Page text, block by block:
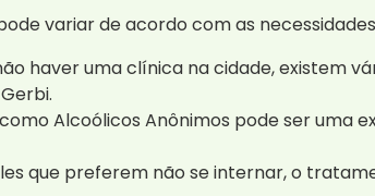
variar de acordo com as
haver uma clínica na cidade, existem
Alcoólicos Anônimos pode ser uma
que preferem não se internar, o